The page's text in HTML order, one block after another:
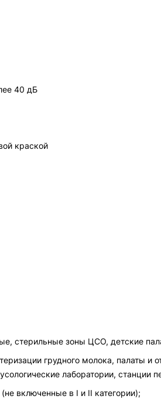
40 дБ
краской
стерильные зоны ЦСО, детские
грудного молока, палаты
лаборатории, станции
включенные в I и II категории);